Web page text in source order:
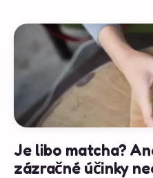
Je libo matcha?
zázračné účinky